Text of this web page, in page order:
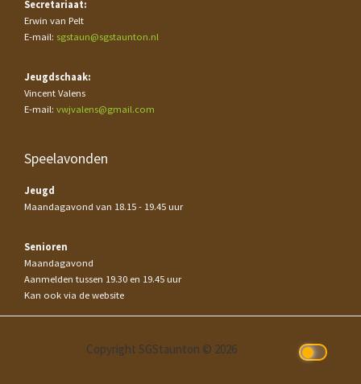
Secretariaat:
Erwin van Pelt
E-mail: sgstaun@sgstaunton.nl
Jeugdschaak:
Vincent Valens
E-mail: vwjvalens@gmail.com
Speelavonden
Jeugd
Maandagavond van 18.15 - 19.45 uur
Senioren
Maandagavond
Aanmelden tussen 19.30 en 19.45 uur
Kan ook via de website
Copyright SGStaunton © 2026